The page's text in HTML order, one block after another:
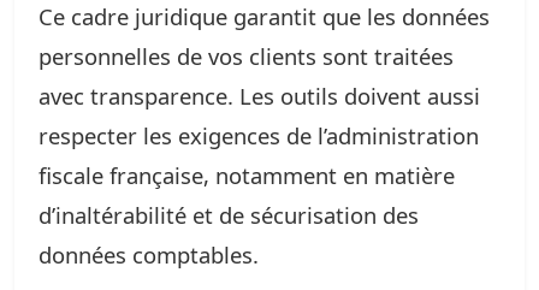
Ce cadre juridique garantit que les données
personnelles de vos clients sont traitées
avec transparence. Les outils doivent aussi
respecter les exigences de l’administration
fiscale française, notamment en matière
d’inaltérabilité et de sécurisation des
données comptables.